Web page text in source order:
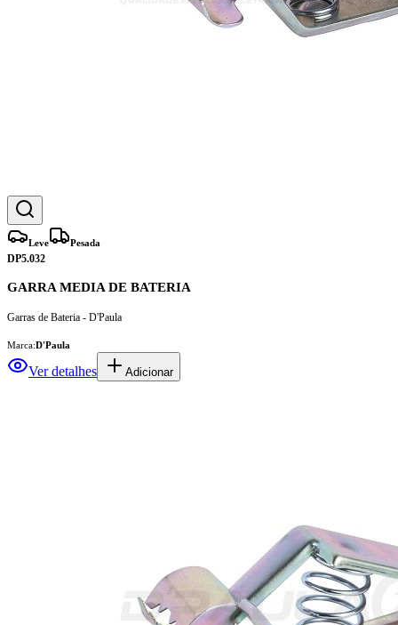
Leve Pesada
DP5.032
GARRA MEDIA DE BATERIA
Garras de Bateria - D'Paula
Marca:D'Paula
Ver detalhes Adicionar